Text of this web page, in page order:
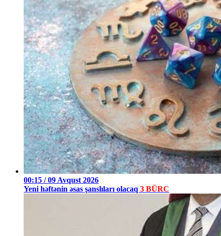
00:15 / 09 Avqust 2026
Yeni həftənin əsas şanslıları olacaq 3 BÜRC